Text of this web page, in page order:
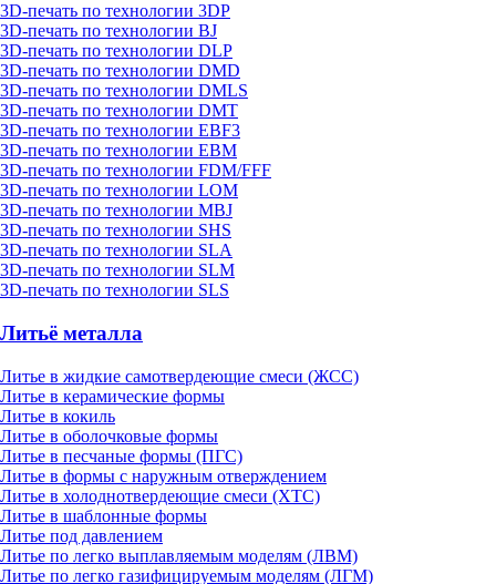
3D-печать по технологии 3DP
3D-печать по технологии BJ
3D-печать по технологии DLP
3D-печать по технологии DMD
3D-печать по технологии DMLS
3D-печать по технологии DMT
3D-печать по технологии EBF3
3D-печать по технологии EBM
3D-печать по технологии FDM/FFF
3D-печать по технологии LOM
3D-печать по технологии MBJ
3D-печать по технологии SHS
3D-печать по технологии SLA
3D-печать по технологии SLM
3D-печать по технологии SLS
Литьё металла
Литье в жидкие самотвердеющие смеси (ЖСС)
Литье в керамические формы
Литье в кокиль
Литье в оболочковые формы
Литье в песчаные формы (ПГС)
Литье в формы с наружным отверждением
Литье в холоднотвердеющие смеси (ХТС)
Литье в шаблонные формы
Литье под давлением
Литье по легко выплавляемым моделям (ЛВМ)
Литье по легко газифицируемым моделям (ЛГМ)